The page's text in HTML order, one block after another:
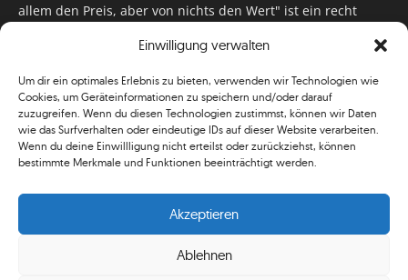
Einwilligung verwalten
Um dir ein optimales Erlebnis zu bieten, verwenden wir Technologien wie
Cookies, um Geräteinformationen zu speichern und/oder darauf
zuzugreifen. Wenn du diesen Technologien zustimmst, können wir Daten
wie das Surfverhalten oder eindeutige IDs auf dieser Website verarbeiten.
Wenn du deine Einwillligung nicht erteilst oder zurückziehst, können
bestimmte Merkmale und Funktionen beeinträchtigt werden.
Akzeptieren
Ablehnen
allem den Preis, aber von nichts den Wert" ist ein recht
für Monat unser Bestes, um Sie mit außergewöhnlichen
zu versorgen. Im Magazin, auf unserer Website & auf
unseren Social Media Plattformen! Das verdient im
klassischen Wortsinn nicht nur Anerkennung!